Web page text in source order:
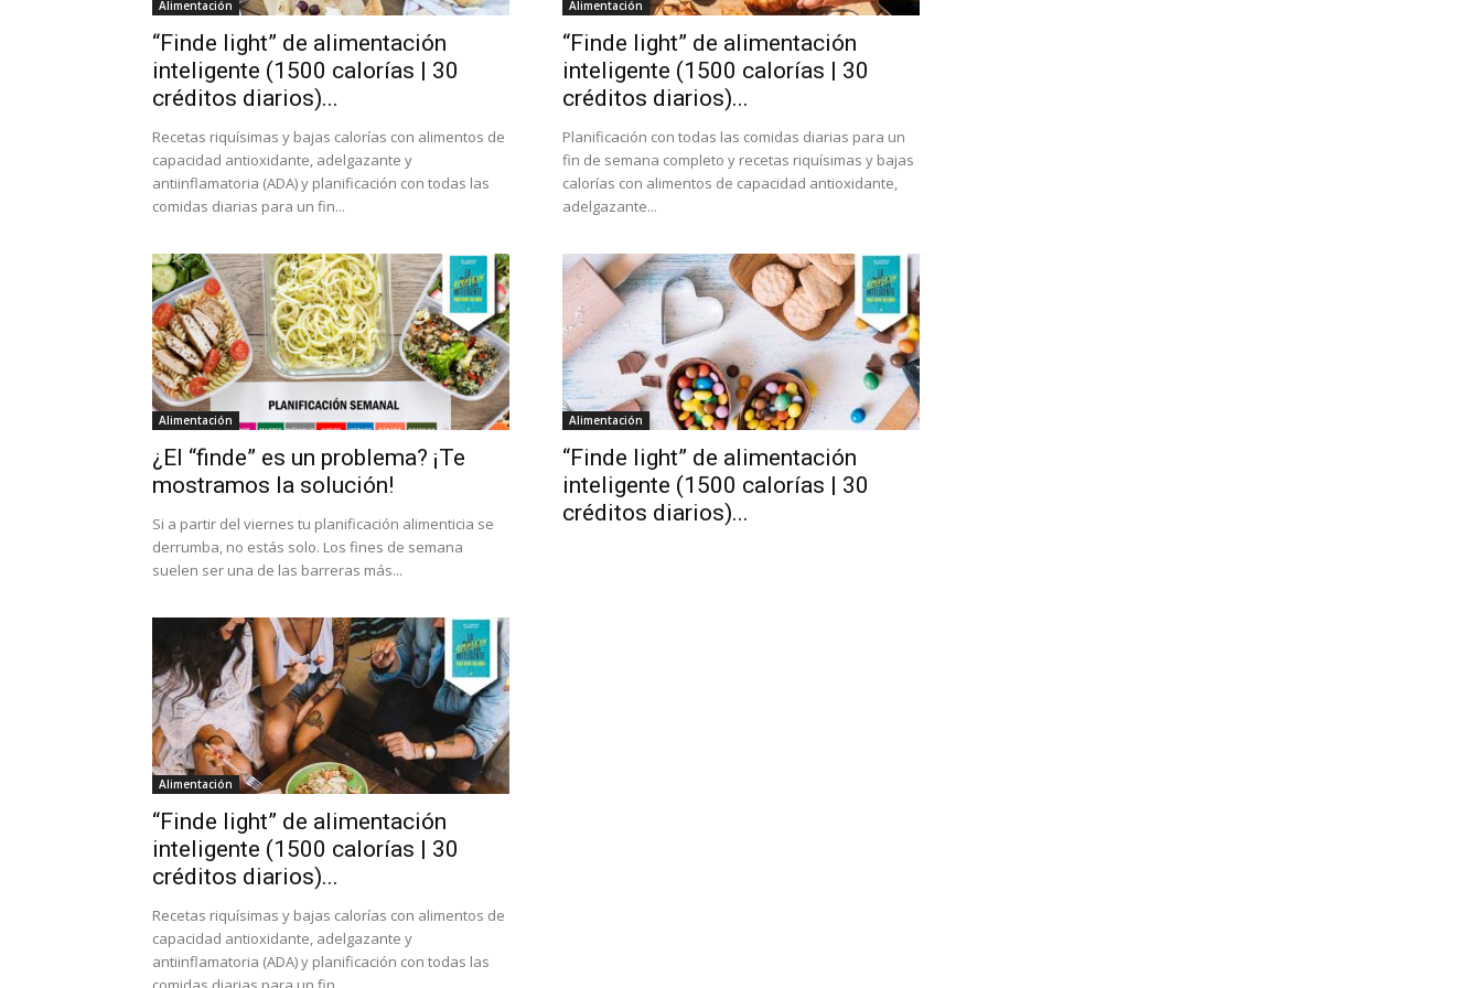
Alimentación
“Finde light” de alimentación
inteligente (1500 calorías | 30
créditos diarios)...
Recetas riquísimas y bajas calorías con alimentos de
capacidad antioxidante, adelgazante y
antiinflamatoria (ADA) y planificación con todas las
comidas diarias para un fin...
Alimentación
“Finde light” de alimentación
inteligente (1500 calorías | 30
créditos diarios)...
Planificación con todas las comidas diarias para un
fin de semana completo y recetas riquísimas y bajas
calorías con alimentos de capacidad antioxidante,
adelgazante...
Alimentación
¿El “finde” es un problema? ¡Te
mostramos la solución!
Si a partir del viernes tu planificación alimenticia se
derrumba, no estás solo. Los fines de semana
suelen ser una de las barreras más...
Alimentación
“Finde light” de alimentación
inteligente (1500 calorías | 30
créditos diarios)...
Alimentación
“Finde light” de alimentación
inteligente (1500 calorías | 30
créditos diarios)...
Recetas riquísimas y bajas calorías con alimentos de
capacidad antioxidante, adelgazante y
antiinflamatoria (ADA) y planificación con todas las